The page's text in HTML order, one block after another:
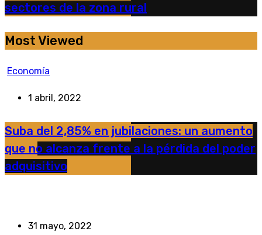
sectores de la zona rural
Most Viewed
Economía
1 abril, 2022
Suba del 2,85% en jubilaciones: un aumento
que no alcanza frente a la pérdida del poder
adquisitivo
31 mayo, 2022